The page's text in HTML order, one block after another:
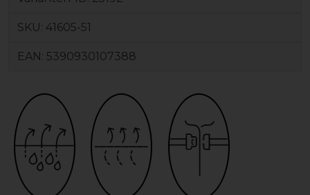
SKU: 41605-51
EAN: 5390930107388